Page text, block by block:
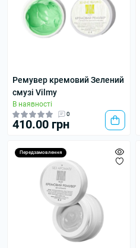
Ремувер кремовий Зелений
смузі Vilmy
В наявності
0
410.00 грн
Передзамовлення